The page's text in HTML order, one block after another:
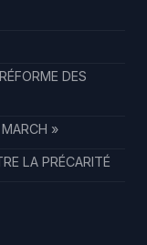
DES
»
LA PRÉCARITÉ